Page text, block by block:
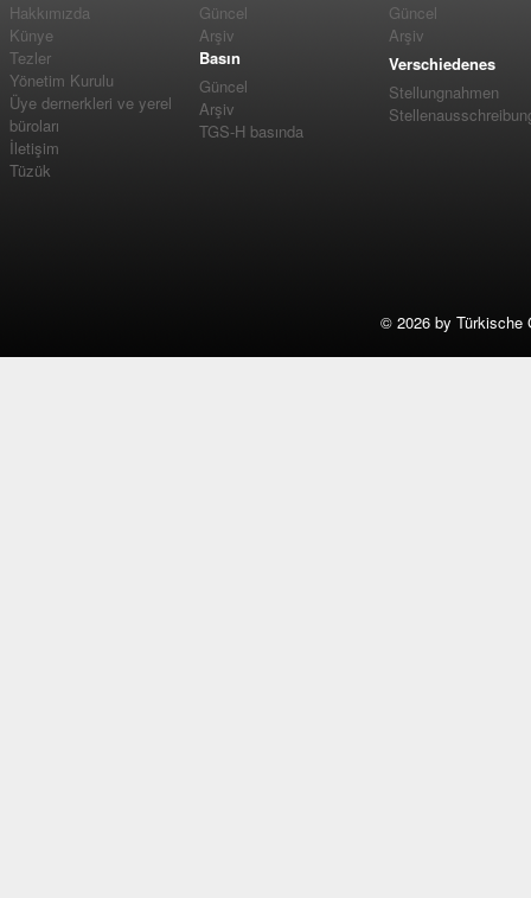
Hakkımızda
Künye
Tezler
Yönetim Kurulu
Üye dernerkleri ve yerel
büroları
İletişim
Tüzük
Güncel
Arşiv
Basın
Güncel
Arşiv
TGS-H basında
Güncel
Arşiv
Verschiedenes
Stellungnahmen
© 2026 by Türkische